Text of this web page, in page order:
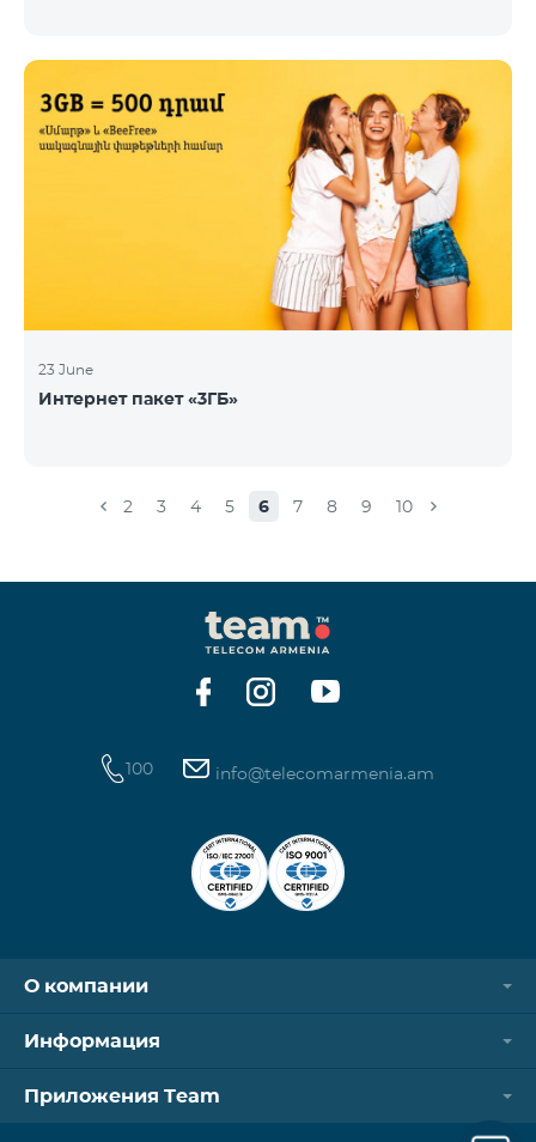
23 June
Интернет пакет «3ГБ»
2 3 4 5 6 7 8 9 10
100 info@telecomarmenia.am
О компании
Информация
Приложения Team